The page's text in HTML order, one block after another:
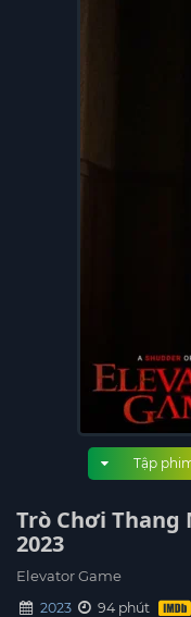
Tập
Trò Chơi Thang
2023
Elevator Game
2023
94 phút